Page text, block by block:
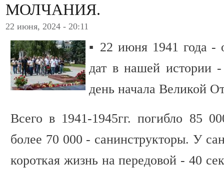
МОЛЧАНИЯ.
22 июня, 2024 - 20:11
▪️ 22 июня 1941 года -
дат в нашей истории
день начала Великой
Всего в 1941-1945гг. погибло 85
более 70 000 - санинструкторы. У
короткая жизнь на передовой - 40